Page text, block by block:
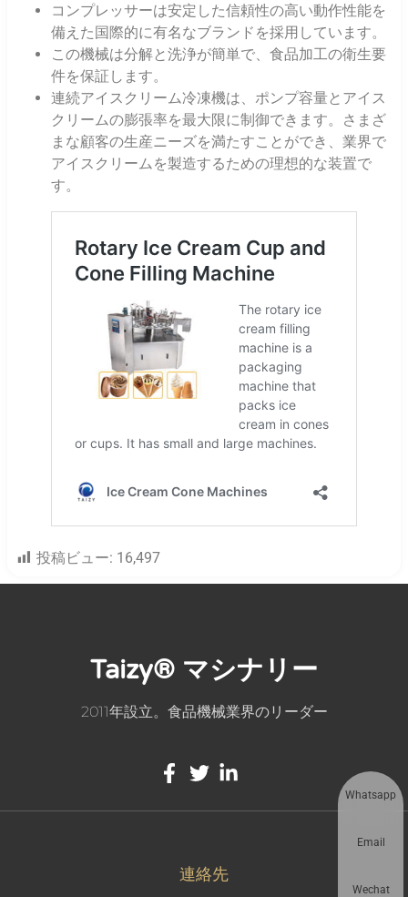
コンプレッサーは安定した信頼性の高い動作性能を
備えた国際的に有名なブランドを採用しています。
この機械は分解と洗浄が簡単で、食品加工の衛生要
件を保証します。
連続アイスクリーム冷凍機は、ポンプ容量とアイス
クリームの膨張率を最大限に制御できます。さまざ
まな顧客の生産ニーズを満たすことができ、業界で
アイスクリームを製造するための理想的な装置で
す。
投稿ビュー: 16,497
Taizy® マシナリー
2011年設立。食品機械業界のリーダー
連絡先
Whatsapp
Email
Wechat